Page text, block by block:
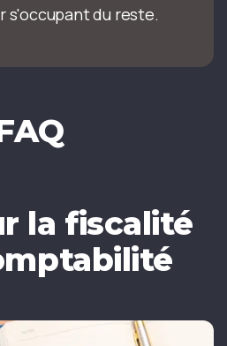
s'occupant du reste.
la fiscalité